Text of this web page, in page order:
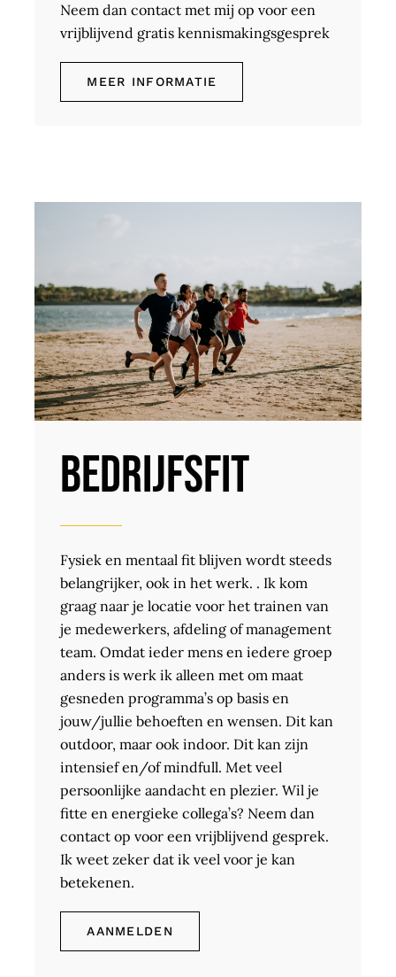
Neem dan contact met mij op voor een
vrijblijvend gratis kennismakingsgesprek
MEER INFORMATIE
Bedrijfsfit
Fysiek en mentaal fit blijven wordt steeds
belangrijker, ook in het werk. . Ik kom
graag naar je locatie voor het trainen van
je medewerkers, afdeling of management
team. Omdat ieder mens en iedere groep
anders is werk ik alleen met om maat
gesneden programma’s op basis en
jouw/jullie behoeften en wensen. Dit kan
outdoor, maar ook indoor. Dit kan zijn
intensief en/of mindfull. Met veel
persoonlijke aandacht en plezier. Wil je
fitte en energieke collega’s? Neem dan
contact op voor een vrijblijvend gesprek.
Ik weet zeker dat ik veel voor je kan
betekenen.
AANMELDEN